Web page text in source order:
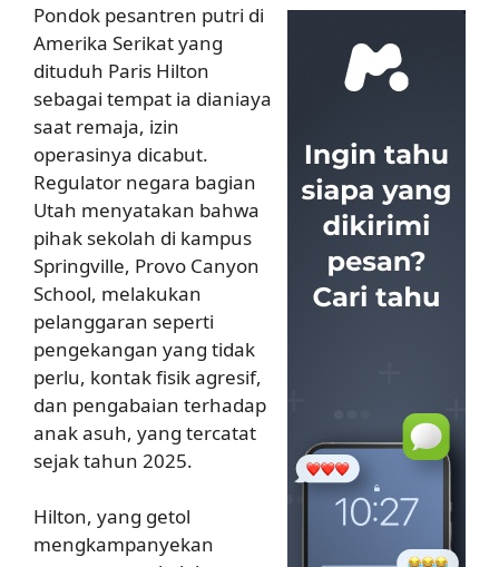
Pondok pesantren putri di
Amerika Serikat yang
dituduh Paris Hilton
sebagai tempat ia dianiaya
saat remaja, izin
operasinya dicabut.
Regulator negara bagian
Utah menyatakan bahwa
pihak sekolah di kampus
Springville, Provo Canyon
School, melakukan
pelanggaran seperti
pengekangan yang tidak
perlu, kontak fisik agresif,
dan pengabaian terhadap
anak asuh, yang tercatat
sejak tahun 2025.
Hilton, yang getol
mengkampanyekan